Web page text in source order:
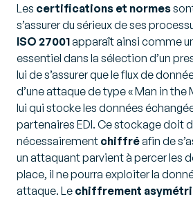
Les certifications et normes
s’assurer du sérieux de ses
ISO 27001apparaît ainsi comme
essentiel dans la sélection d’un
lui de s’assurer que le flux de
d’une attaque de type « Man in the
lui qui stocke les données
partenaires EDI. Ce stockage doit
nécessairement chiffréafin de
un attaquant parvient à percer les
place, il ne pourra exploiter la
attaque. Le chiffrement